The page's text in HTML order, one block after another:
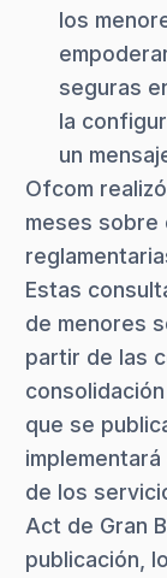
los
seguras
la
un
Ofcom
meses
Estas
de menores
partir de las
que se
de los
Act de Gran
publicación,